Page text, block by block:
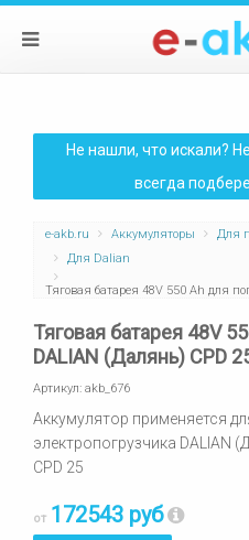
Не нашли, что искали?
всегда
e-akb.ru Аккумуляторы
Для
Для Dalian
Тяговая батарея 48V 550 Ah для
Тяговая батарея 48V
DALIAN (Далянь) CPD
Артикул: akb_676
Аккумулятор применяется
электропогрузчика DALIAN
CPD 25
от 172543 руб